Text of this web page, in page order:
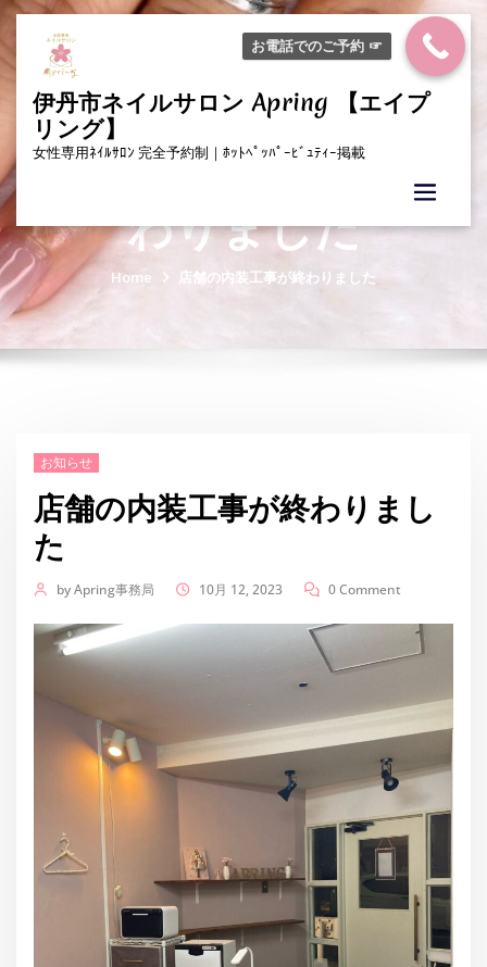
Skip
content
伊丹市ネイルサロン Apring 【エイプ
リング】
女性専用ﾈｲﾙｻﾛﾝ 完全予約制｜ﾎｯﾄﾍﾟｯﾊﾟｰﾋﾞｭﾃｨｰ掲載
店舗の内装工事が終
わりました
Home 店舗の内装工事が終わりました
お知らせ
店舗の内装工事が終わりまし
た
byApring事務局 10月 12, 2023 0 Comment
お電話でのご予約 ☞